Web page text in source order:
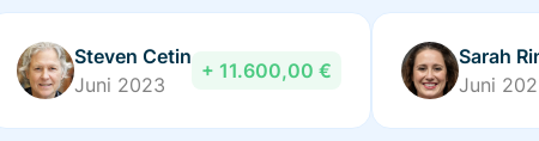
Steven Cetin
Juni 2023
+ 11.600,00 €
Sarah
Juni